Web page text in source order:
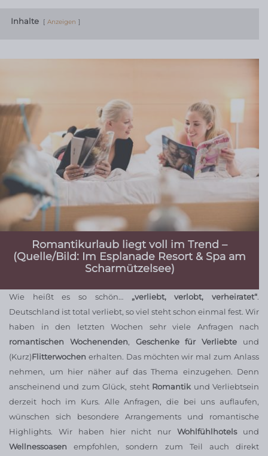
Inhalte Anzeigen
Romantikurlaub liegt voll im Trend –
(Quelle/Bild: Im Esplanade Resort & Spa am
Scharmützelsee)
Wie heißt es so schön… „verliebt, verlobt, verheiratet“.
Deutschland ist total verliebt, so viel steht schon einmal fest. Wir
haben in den letzten Wochen sehr viele Anfragen nach
romantischen Wochenenden, Geschenke für Verliebte und
(Kurz)Flitterwochen erhalten. Das möchten wir mal zum Anlass
nehmen, um hier näher auf das Thema einzugehen. Denn
anscheinend und zum Glück, steht Romantik und Verliebtsein
derzeit hoch im Kurs. Alle Anfragen, die bei uns auflaufen,
wünschen sich besondere Arrangements und romantische
Highlights. Wir haben hier nicht nurWohlfühlhotels und
Wellnessoasen empfohlen, sondern zum Teil auch direkt